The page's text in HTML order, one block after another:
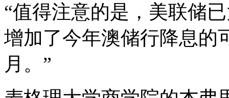
“值得注意的是，美联储
增加了今年澳储行降息的
月。”